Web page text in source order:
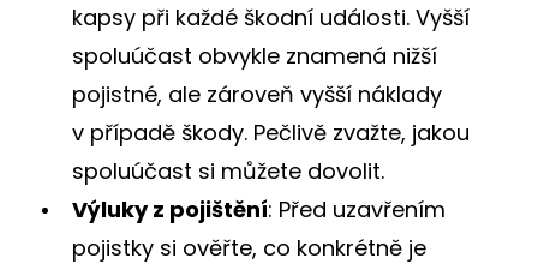
kapsy při každé škodní události. Vyšší
spoluúčast obvykle znamená nižší
pojistné, ale zároveň vyšší náklady
v případě škody. Pečlivě zvažte, jakou
spoluúčast si můžete dovolit.
Výluky z pojištění: Před uzavřením
pojistky si ověřte, co konkrétně je